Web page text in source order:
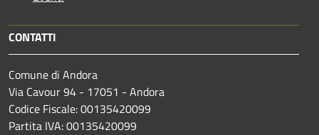
CONTATTI
Comune di Andora
Via Cavour 94 - 17051 - Andora
Codice Fiscale: 00135420099
Partita IVA: 00135420099